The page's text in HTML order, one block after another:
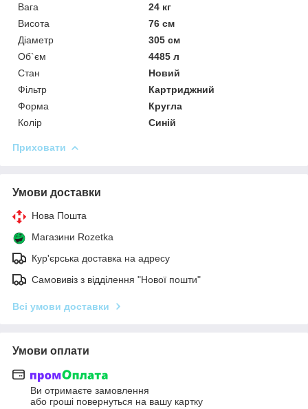
Вага
24 кг
Висота
76 см
Діаметр
305 см
Об`єм
4485 л
Стан
Новий
Фільтр
Картриджний
Форма
Кругла
Колір
Синій
Приховати
Умови доставки
Нова Пошта
Магазини Rozetka
Кур'єрська доставка на адресу
Самовивіз з відділення "Нової пошти"
Всі умови доставки
Умови оплати
Ви отримаєте замовлення
або гроші повернуться на вашу картку